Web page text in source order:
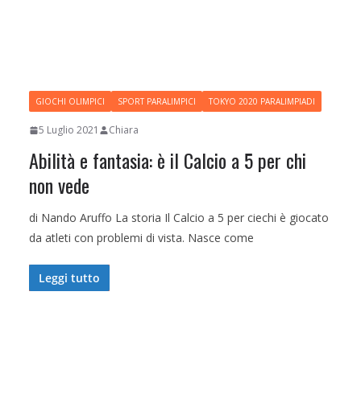
GIOCHI OLIMPICI SPORT PARALIMPICI TOKYO 2020 PARALIMPIADI
5 Luglio 2021 Chiara
Abilità e fantasia: è il Calcio a 5 per chi
non vede
di Nando Aruffo La storia Il Calcio a 5 per ciechi è giocato
da atleti con problemi di vista. Nasce come
Leggi tutto